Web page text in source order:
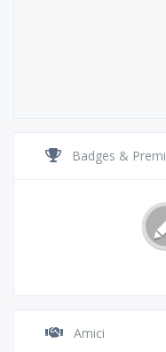
Badges & Premi
Amici